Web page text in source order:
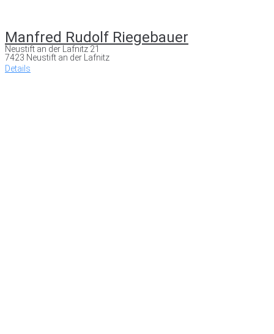
Manfred Rudolf Riegebauer
Neustift an der Lafnitz 21
7423 Neustift an der Lafnitz
Details